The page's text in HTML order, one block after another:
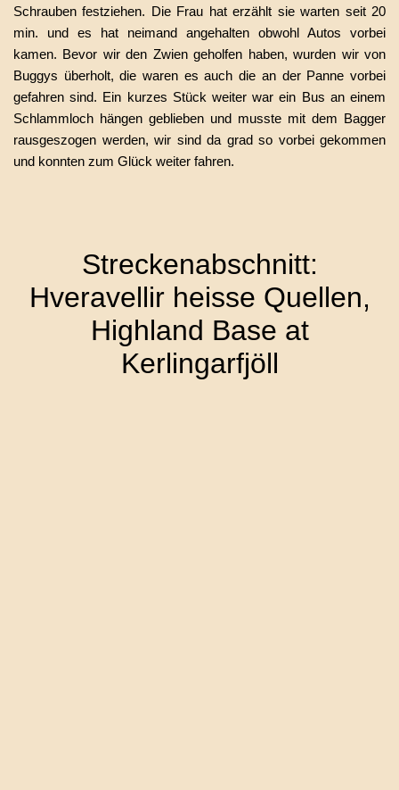
Schrauben festziehen. Die Frau hat erzählt sie warten seit 20
min. und es hat neimand angehalten obwohl Autos vorbei
kamen. Bevor wir den Zwien geholfen haben, wurden wir von
Buggys überholt, die waren es auch die an der Panne vorbei
gefahren sind. Ein kurzes Stück weiter war ein Bus an einem
Schlammloch hängen geblieben und musste mit dem Bagger
rausgeszogen werden, wir sind da grad so vorbei gekommen
und konnten zum Glück weiter fahren.
Streckenabschnitt:
Hveravellir heisse Quellen,
Highland Base at
Kerlingarfjöll